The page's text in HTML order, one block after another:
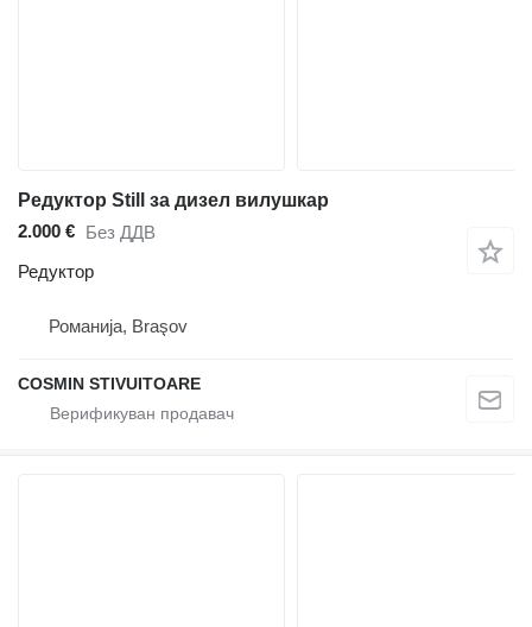
Редуктор Still за дизел вилушкар
2.000 € Без ДДВ
Редуктор
Романија, Braşov
COSMIN STIVUITOARE